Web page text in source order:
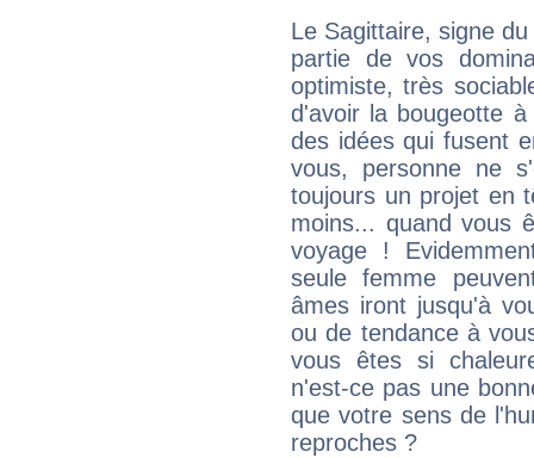
Le Sagittaire, signe
partie de vos
optimiste, très
d'avoir la bougeotte
des idées qui fusent
vous, personne ne
toujours un projet en
moins... quand vous
voyage !
seule femme
âmes iront jusqu'à
ou de tendance à
vous êtes si
n'est-ce pas une
que votre sens de
reproches ?